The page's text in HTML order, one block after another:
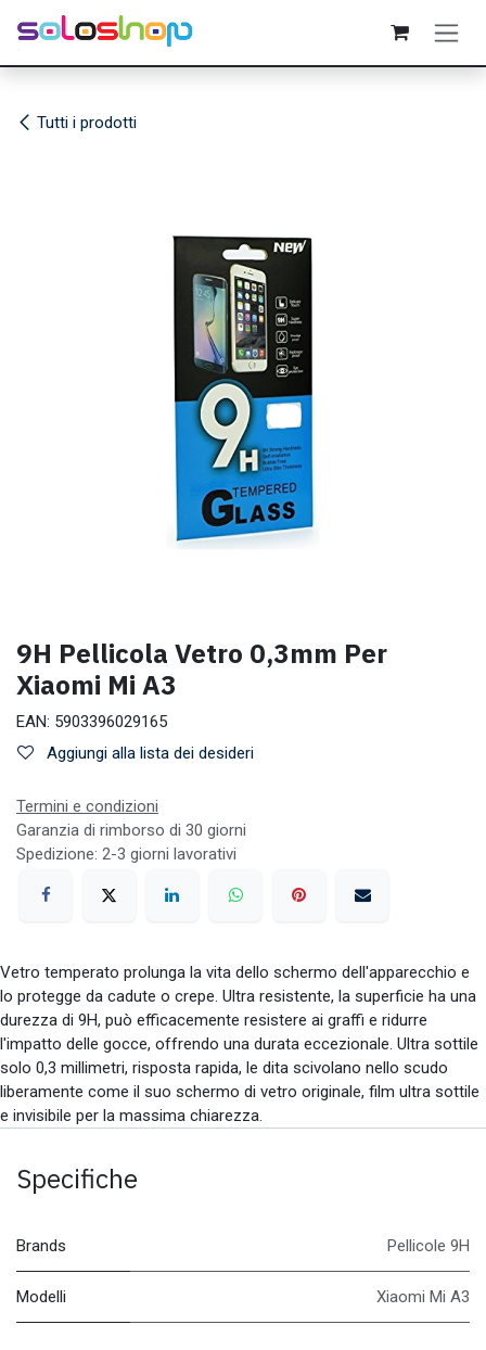
Passa al contenuto
Tutti i prodotti
9H Pellicola Vetro 0,3mm Per
Xiaomi Mi A3
EAN: 5903396029165
Aggiungi alla lista dei desideri
Termini e condizioni
Garanzia di rimborso di 30 giorni
Spedizione: 2-3 giorni lavorativi
Vetro temperato prolunga la vita dello schermo dell'apparecchio e
lo protegge da cadute o crepe. Ultra resistente, la superficie ha una
durezza di 9H, può efficacemente resistere ai graffi e ridurre
l'impatto delle gocce, offrendo una durata eccezionale. Ultra sottile
solo 0,3 millimetri, risposta rapida, le dita scivolano nello scudo
liberamente come il suo schermo di vetro originale, film ultra sottile
e invisibile per la massima chiarezza.
Specifiche
Brands Pellicole 9H
Modelli Xiaomi Mi A3